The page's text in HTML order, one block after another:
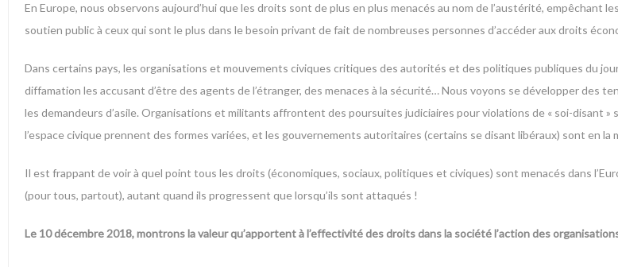
En Europe, nous observons aujourd’hui que les droits sont de plus en plus menacés au nom de l’austérité,
soutien public à ceux qui sont le plus dans le besoin privant de fait de nombreuses personnes d’accéder aux droits
Dans certains pays, les organisations et mouvements civiques critiques des autorités et des politiques publiques du
diffamation les accusant d’être des agents de l’étranger, des menaces à la sécurité… Nous voyons se développer des
les demandeurs d’asile. Organisations et militants affrontent des poursuites judiciaires pour violations de « soi-
l’espace civique prennent des formes variées, et les gouvernements autoritaires (certains se disant libéraux) sont en la
Il est frappant de voir à quel point tous les droits (économiques, sociaux, politiques et civiques) sont menacés dans
(pour tous, partout), autant quand ils progressent que lorsqu’ils sont attaqués !
Le 10 décembre 2018,montrons la valeur qu’apportent à l’effectivité des droits dans la sociétél’action des